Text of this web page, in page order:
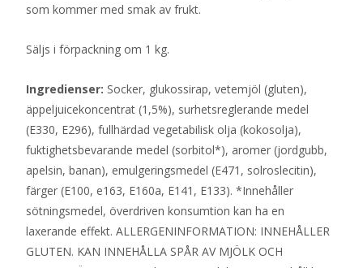
som kommer med smak av frukt.
Säljs i förpackning om 1 kg.
Ingredienser: Socker, glukossirap, vetemjöl (gluten),
äppeljuicekoncentrat (1,5%), surhetsreglerande medel
(E330, E296), fullhärdad vegetabilisk olja (kokosolja),
fuktighetsbevarande medel (sorbitol*), aromer (jordgubb,
apelsin, banan), emulgeringsmedel (E471, solroslecitin),
färger (E100, e163, E160a, E141, E133). *Innehåller
sötningsmedel, överdriven konsumtion kan ha en
laxerande effekt. ALLERGENINFORMATION: INNEHÅLLER
GLUTEN. KAN INNEHÅLLA SPÅR AV MJÖLK OCH